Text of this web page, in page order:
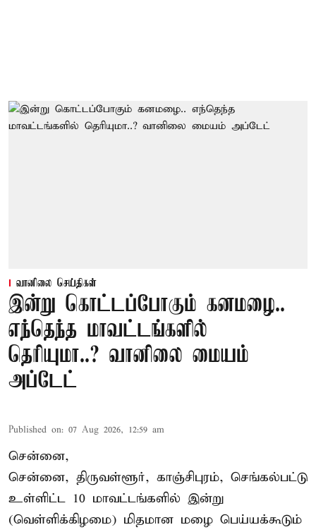
வானிலை செய்திகள்
இன்று கொட்டப்போகும் கனமழை..
எந்தெந்த மாவட்டங்களில்
தெரியுமா..? வானிலை மையம்
அப்டேட்
Published on: 07 Aug 2026, 12:59 am
சென்னை,
சென்னை, திருவள்ளூர், காஞ்சிபுரம், செங்கல்பட்டு
உள்ளிட்ட 10 மாவட்டங்களில் இன்று
(வெள்ளிக்கிழமை) மிதமான மழை பெய்யக்கூடும்